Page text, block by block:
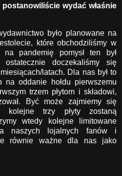
wydać właśnie
było planowane na
które obchodziliśmy w
pandemię pomysł ten był
ostatecznie doczekaliśmy się
latach. Dla nas był to
na oddanie hołdu pierwszemu
trzem płytom i składowi,
Być może zajmiemy się
kolejne trzy płyty zostaną
wtedy kolejne limitowane
naszych lojalnych fanów i
równie ważne dla nas jako